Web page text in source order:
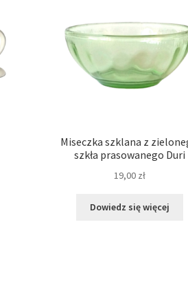
Miseczka szklana z
szkła prasowanego Duri
19,00 zł
Dowiedz się więcej